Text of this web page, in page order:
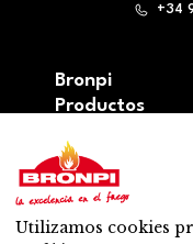
+34
Bronpi
Productos
Serie leña
Serie pellets
Serie Mixta: leña y
Accesorios
Ventilación
Utilizamos cookies